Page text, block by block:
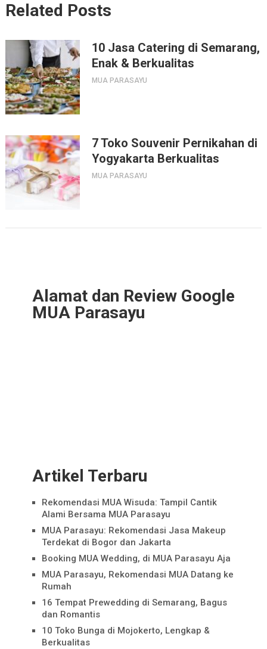
Related Posts
10 Jasa Catering di Semarang,
Enak & Berkualitas
MUA PARASAYU
7 Toko Souvenir Pernikahan di
Yogyakarta Berkualitas
MUA PARASAYU
Alamat dan Review Google
MUA Parasayu
Artikel Terbaru
Rekomendasi MUA Wisuda: Tampil Cantik
Alami Bersama MUA Parasayu
MUA Parasayu: Rekomendasi Jasa Makeup
Terdekat di Bogor dan Jakarta
Booking MUA Wedding, di MUA Parasayu Aja
MUA Parasayu, Rekomendasi MUA Datang ke
Rumah
16 Tempat Prewedding di Semarang, Bagus
dan Romantis
10 Toko Bunga di Mojokerto, Lengkap &
Berkualitas